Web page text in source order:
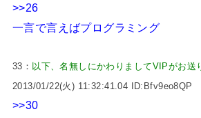
>>26
一言で言えばプログラミング
33： 以下、名無しにかわりましてVIPがお送
2013/01/22(火) 11:32:41.04 ID:Bfv9eo8QP
>>30